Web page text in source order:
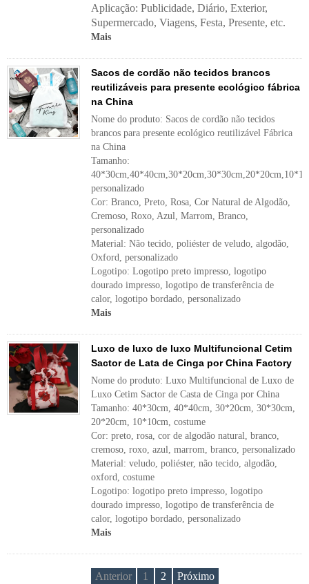
Aplicação: Publicidade, Diário, Exterior,
Supermercado, Viagens, Festa, Presente, etc.
Mais
Sacos de cordão não tecidos brancos
reutilizáveis ​​para presente ecológico fábrica
na China
Nome do produto: Sacos de cordão não tecidos
brancos para presente ecológico reutilizável Fábrica
na China
Tamanho:
personalizado
Cor: Branco, Preto, Rosa, Cor Natural de Algodão,
Cremoso, Roxo, Azul, Marrom, Branco,
personalizado
Material: Não tecido, poliéster de veludo, algodão,
Oxford, personalizado
Logotipo: Logotipo preto impresso, logotipo
dourado impresso, logotipo de transferência de
calor, logotipo bordado, personalizado
Mais
Luxo de luxo de luxo Multifuncional Cetim
Sactor de Lata de Cinga por China Factory
Nome do produto: Luxo Multifuncional de Luxo de
Luxo Cetim Sactor de Casta de Cinga por China
Tamanho: 40*30cm, 40*40cm, 30*20cm, 30*30cm,
20*20cm, 10*10cm, costume
Cor: preto, rosa, cor de algodão natural, branco,
cremoso, roxo, azul, marrom, branco, personalizado
Material: veludo, poliéster, não tecido, algodão,
oxford, costume
Logotipo: logotipo preto impresso, logotipo
dourado impresso, logotipo de transferência de
calor, logotipo bordado, personalizado
Mais
Anterior 1 2 Próximo